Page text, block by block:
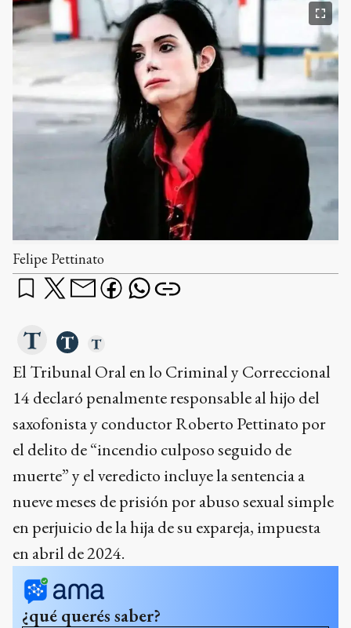
Felipe Pettinato
El Tribunal Oral en lo Criminal y Correccional
14 declaró penalmente responsable al hijo del
saxofonista y conductor Roberto Pettinato por
el delito de “incendio culposo seguido de
muerte” y el veredicto incluye la sentencia a
nueve meses de prisión por abuso sexual simple
en perjuicio de la hija de su expareja, impuesta
en abril de 2024.
¿qué querés saber?